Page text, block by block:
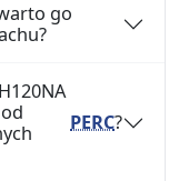
go
PERC?